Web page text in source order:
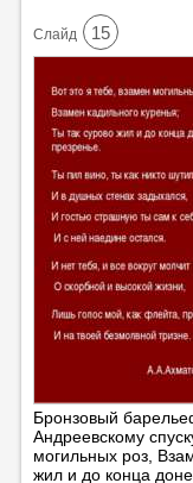
Cлайд 15
Бронзовый
Андреевскому
могильных роз,
жил и до конца